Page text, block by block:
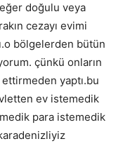
doğulu veya
cezayı evimi
bölgelerden bütün
çünkü onların
yaptı.bu
ev istemedik
para istemedik